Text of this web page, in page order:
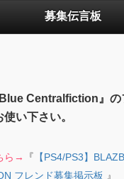
募集伝言板
Centralfiction』の
い下さい。
ら→ 『 【PS4/PS3】
フレンド募集掲示板 』